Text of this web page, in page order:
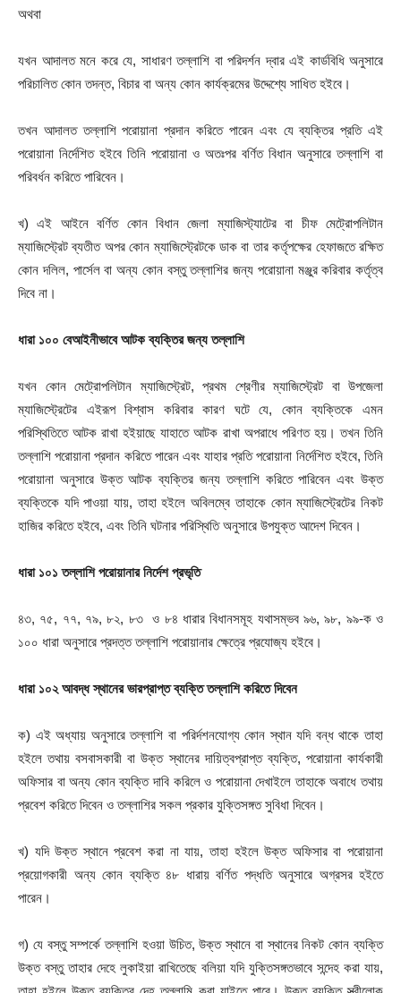
অথবা
যখন আদালত মনে করে যে, সাধারণ তল্লাশি বা পরিদর্শন দ্বার এই কার্ডবিধি অনুসারে
পরিচালিত কোন তদন্ত, বিচার বা অন্য কোন কার্যক্রমের উদ্দেশ্যে সাধিত হইবে।
তখন আদালত তল্লাশি পরোয়ানা প্রদান করিতে পারেন এবং যে ব্যক্তির প্রতি এই
পরোয়ানা নির্দেশিত হইবে তিনি পরোয়ানা ও অতঃপর বর্ণিত বিধান অনুসারে তল্লাশি বা
পরিবর্ধন করিতে পারিবেন।
খ) এই আইনে বর্ণিত কোন বিধান জেলা ম্যাজিস্ট্যাটের বা চীফ মেট্রোপলিটান
ম্যাজিস্ট্রেট ব্যতীত অপর কোন ম্যাজিস্ট্রেটকে ডাক বা তার কর্তৃপক্ষের হেফাজতে রক্ষিত
কোন দলিল, পার্সেল বা অন্য কোন বস্তু তল্লাশির জন্য পরোয়ানা মঞ্জুর করিবার কর্তৃত্ব
দিবে না।
ধারা ১০০ বেআইনীভাবে আটক ব্যক্তির জন্য তল্লাশি
যখন কোন মেট্রোপলিটান ম্যাজিস্ট্রেট, প্রথম শ্রেণীর ম্যাজিস্ট্রেট বা উপজেলা
ম্যাজিস্ট্রেটের এইরূপ বিশ্বাস করিবার কারণ ঘটে যে, কোন ব্যক্তিকে এমন
পরিস্থিতিতে আটক রাখা হইয়াছে যাহাতে আটক রাখা অপরাধে পরিণত হয়। তখন তিনি
তল্লাশি পরোয়ানা প্রদান করিতে পারেন এবং যাহার প্রতি পরোয়ানা নির্দেশিত হইবে, তিনি
পরোয়ানা অনুসারে উক্ত আটক ব্যক্তির জন্য তল্লাশি করিতে পারিবেন এবং উক্ত
ব্যক্তিকে যদি পাওয়া যায়, তাহা হইলে অবিলম্বে তাহাকে কোন ম্যাজিস্ট্রেটের নিকট
হাজির করিতে হইবে, এবং তিনি ঘটনার পরিস্থিতি অনুসারে উপযুক্ত আদেশ দিবেন।
ধারা ১০১ তল্লাশি পরোয়ানার নির্দেশ প্রভৃতি
৪৩, ৭৫, ৭৭, ৭৯, ৮২, ৮৩ ও ৮৪ ধারার বিধানসমূহ যথাসম্ভব ৯৬, ৯৮, ৯৯-ক ও
১০০ ধারা অনুসারে প্রদত্ত তল্লাশি পরোয়ানার ক্ষেত্রে প্রযোজ্য হইবে।
ধারা ১০২ আবদ্ধ স্থানের ভারপ্রাপ্ত ব্যক্তি তল্লাশি করিতে দিবেন
ক) এই অধ্যায় অনুসারে তল্লাশি বা পরির্দশনযোগ্য কোন স্থান যদি বন্ধ থাকে তাহা
হইলে তথায় বসবাসকারী বা উক্ত স্থানের দায়িত্বপ্রাপ্ত ব্যক্তি, পরোয়ানা কার্যকারী
অফিসার বা অন্য কোন ব্যক্তি দাবি করিলে ও পরোয়ানা দেখাইলে তাহাকে অবাধে তথায়
প্রবেশ করিতে দিবেন ও তল্লাশির সকল প্রকার যুক্তিসঙ্গত সুবিধা দিবেন।
খ) যদি উক্ত স্থানে প্রবেশ করা না যায়, তাহা হইলে উক্ত অফিসার বা পরোয়ানা
প্রয়োগকারী অন্য কোন ব্যক্তি ৪৮ ধারায় বর্ণিত পদ্ধতি অনুসারে অগ্রসর হইতে
পারেন।
গ) যে বস্তু সম্পর্কে তল্লাশি হওয়া উচিত, উক্ত স্থানে বা স্থানের নিকট কোন ব্যক্তি
উক্ত বস্তু তাহার দেহে লুকাইয়া রাখিতেছে বলিয়া যদি যুক্তিসঙ্গতভাবে সন্দেহ করা যায়,